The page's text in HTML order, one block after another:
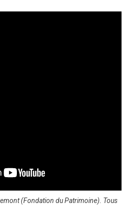
(Fondation du Patrimoine). Tous